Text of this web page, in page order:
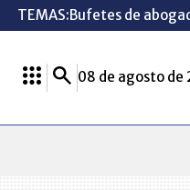
TEMAS:Bufetes de
08 de agosto de